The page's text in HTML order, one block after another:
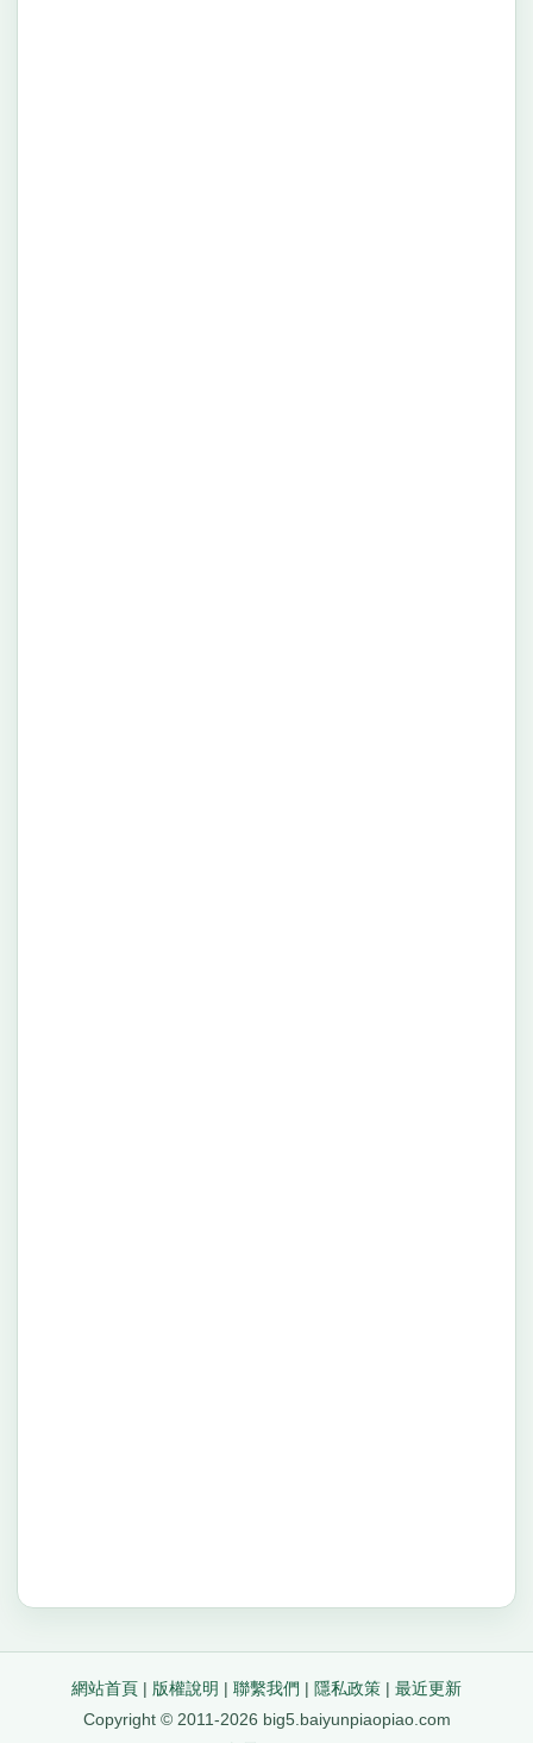
網站首頁 | 版權說明 | 聯繫我們 | 隱私政策 | 最近更新
Copyright © 2011-2026 big5.baiyunpiaopiao.com